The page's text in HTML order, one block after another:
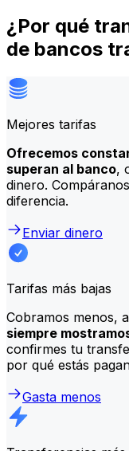
¿Por qué
de bancos
Mejores tarifas
Ofrecemos
superan al banco,
dinero.
diferencia.
Enviar dinero
Tarifas más bajas
Cobramos menos,
siempre
confirmes tu
por qué estás
Gasta menos